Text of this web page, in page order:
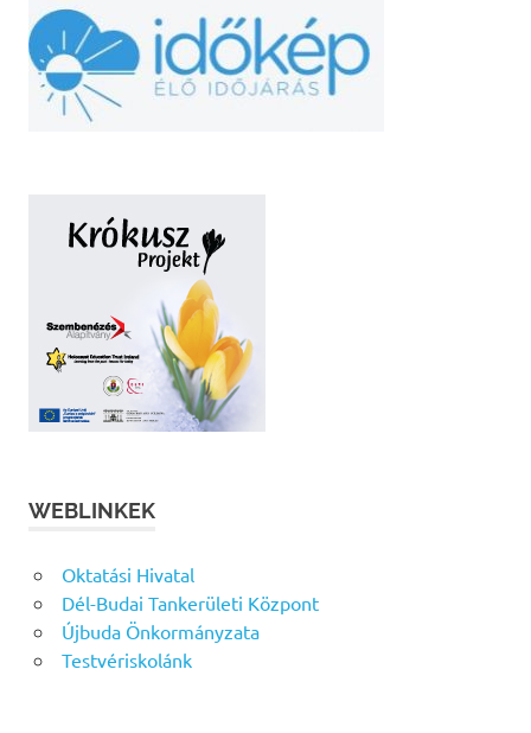
WEBLINKEK
Oktatási Hivatal
Dél-Budai Tankerületi Központ
Újbuda Önkormányzata
Testvériskolánk